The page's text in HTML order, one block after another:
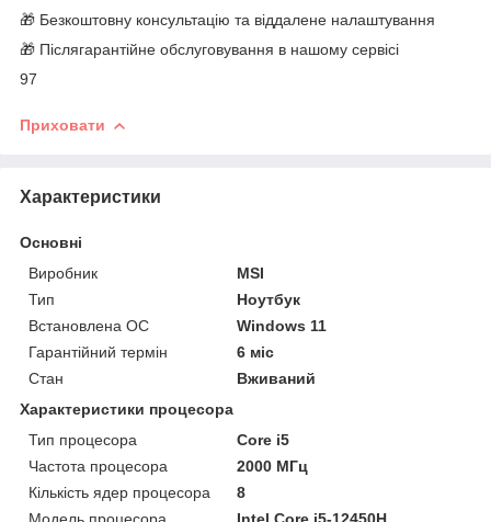
🎁 Безкоштовну консультацію та віддалене налаштування
🎁 Післягарантійне обслуговування в нашому сервісі
97
Приховати
Характеристики
Основні
Виробник
MSI
Тип
Ноутбук
Встановлена ОС
Windows 11
Гарантійний термін
6 міс
Стан
Вживаний
Характеристики процесора
Тип процесора
Core i5
Частота процесора
2000 МГц
Кількість ядер процесора
8
Модель процесора
Intel Core i5-12450H